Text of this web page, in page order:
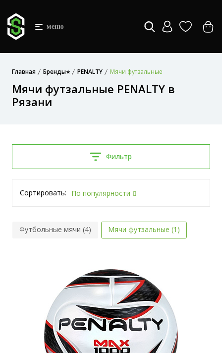
меню
Главная Бренды⭐ PENALTY Мячи футзальные
Мячи футзальные PENALTY в
Рязани
Фильтр
Сортировать: По популярности
Футбольные мячи (4) Мячи футзальные (1)